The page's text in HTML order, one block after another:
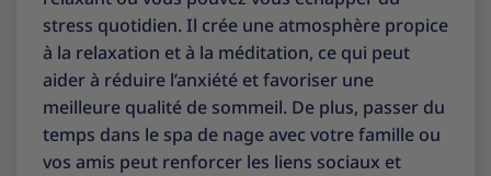
stress quotidien. Il crée une atmosphère propice
à la relaxation et à la méditation, ce qui peut
aider à réduire l’anxiété et favoriser une
meilleure qualité de sommeil. De plus, passer du
temps dans le spa de nage avec votre famille ou
vos amis peut renforcer les liens sociaux et